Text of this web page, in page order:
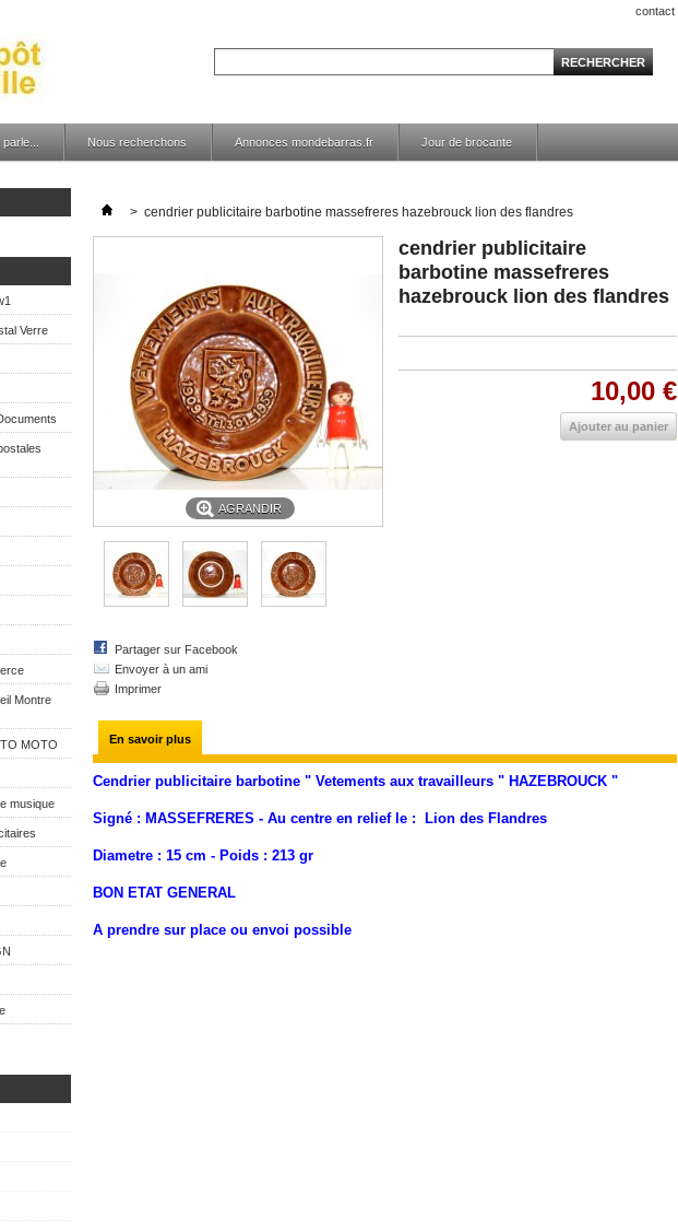
contact
Nous recherchons Annonces mondebarras.fr Jour de brocante
Verre
Montre
MOTO
musique
> cendrier publicitaire barbotine massefreres hazebrouck lion des flandres
AGRANDIR
Partager sur Facebook
Envoyer à un ami
Imprimer
cendrier publicitaire
barbotine massefreres
hazebrouck lion des flandres
10,00 €
Ajouter au panier
En savoir plus
Cendrier publicitaire barbotine " Vetements aux travailleurs " HAZEBROUCK "
Signé : MASSEFRERES - Au centre en relief le : Lion des Flandres
Diametre : 15 cm - Poids : 213 gr
BON ETAT GENERAL
A prendre sur place ou envoi possible